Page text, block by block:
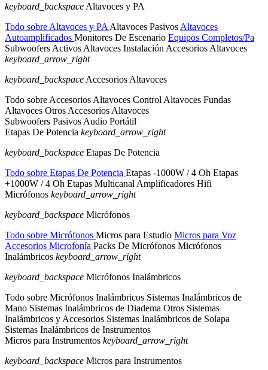
keyboard_backspace Altavoces y PA
Todo sobre Altavoces y PA Altavoces Pasivos Altavoces
Autoamplificados Monitores De Escenario Equipos Completos/Pa
Subwoofers Activos Altavoces Instalación Accesorios Altavoces
keyboard_arrow_right
keyboard_backspace Accesorios Altavoces
Todo sobre Accesorios Altavoces Control Altavoces Fundas
Altavoces Otros Accesorios Altavoces
Subwoofers Pasivos Audio Portátil
Etapas De Potencia keyboard_arrow_right
keyboard_backspace Etapas De Potencia
Todo sobre Etapas De Potencia Etapas -1000W / 4 Oh Etapas
+1000W / 4 Oh Etapas Multicanal Amplificadores Hifi
Micrófonos keyboard_arrow_right
keyboard_backspace Micrófonos
Todo sobre Micrófonos Micros para Estudio Micros para Voz
Accesorios Microfonía Packs De Micrófonos Micrófonos
Inalámbricos keyboard_arrow_right
keyboard_backspace Micrófonos Inalámbricos
Todo sobre Micrófonos Inalámbricos Sistemas Inalámbricos de
Mano Sistemas Inalámbricos de Diadema Otros Sistemas
Inalámbricos y Accesorios Sistemas Inalámbricos de Solapa
Sistemas Inalámbricos de Instrumentos
Micros para Instrumentos keyboard_arrow_right
keyboard_backspace Micros para Instrumentos